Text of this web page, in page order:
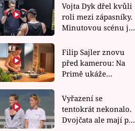
Vojta Dyk dřel kvůli
roli mezi zápasníky.
Minutovou scénu jel
Filip Sajler znovu
před kamerou: Na
Primě ukáže
rychlé recepty
Vyřazení se
tentokrát nekonalo.
Dvojčata ale mají po